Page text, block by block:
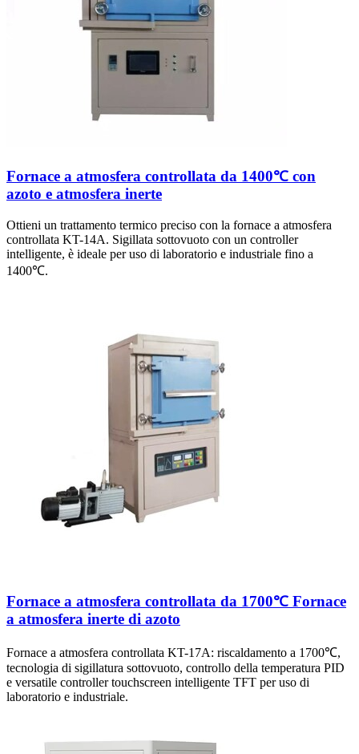
Fornace a atmosfera controllata da 1400℃ con
azoto e atmosfera inerte
Ottieni un trattamento termico preciso con la fornace a atmosfera
controllata KT-14A. Sigillata sottovuoto con un controller
intelligente, è ideale per uso di laboratorio e industriale fino a
1400℃.
Fornace a atmosfera controllata da 1700℃ Fornace
a atmosfera inerte di azoto
Fornace a atmosfera controllata KT-17A: riscaldamento a 1700℃,
tecnologia di sigillatura sottovuoto, controllo della temperatura PID
e versatile controller touchscreen intelligente TFT per uso di
laboratorio e industriale.